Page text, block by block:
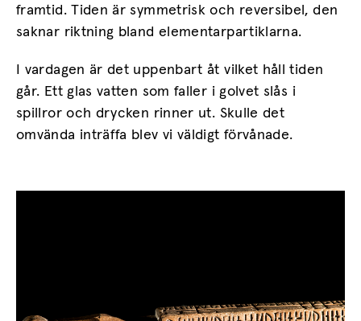
framtid. Tiden är symmetrisk och reversibel, den
saknar riktning bland elementarpartiklarna.
I vardagen är det uppenbart åt vilket håll tiden
går. Ett glas vatten som faller i golvet slås i
spillror och drycken rinner ut. Skulle det
omvända inträffa blev vi väldigt förvånade.